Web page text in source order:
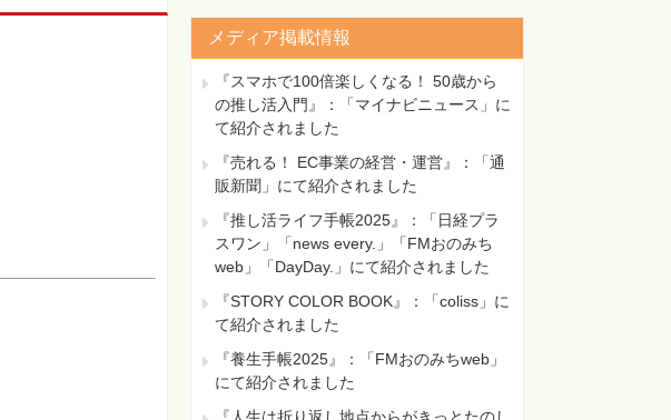
メディア掲載情報
『スマホで100倍楽しくなる！ 50歳から
の推し活入門』：「マイナビニュース」に
て紹介されました
『売れる！ EC事業の経営・運営』：「通
販新聞」にて紹介されました
『推し活ライフ手帳2025』：「日経プラ
スワン」「news every.」「FMおのみち
web」「DayDay.」にて紹介されました
『STORY COLOR BOOK』：「coliss」に
て紹介されました
『養生手帳2025』：「FMおのみちweb」
にて紹介されました